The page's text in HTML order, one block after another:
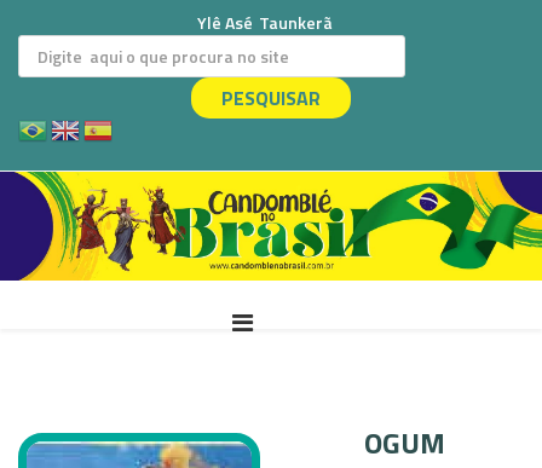
Ylê Asé Taunkerã
PESQUISAR
OGUM